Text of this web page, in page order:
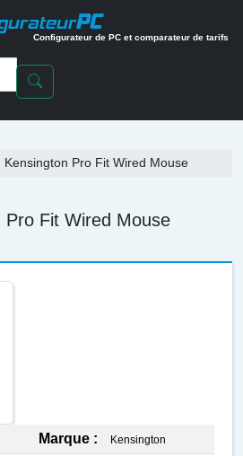
PC
Configurateur de PC et comparateur de tarifs
Kensington Pro Fit Wired Mouse
Pro Fit Wired Mouse
Marque : Kensington